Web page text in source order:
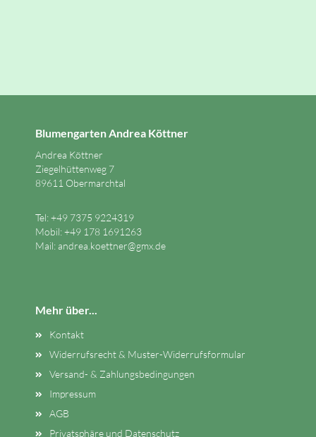
Blumengarten Andrea Köttner
Andrea Köttner
Ziegelhüttenweg 7
89611 Obermarchtal
Tel: +49 7375 9224319
Mobil: +49 178 1691263
Mail:andrea.koettner@gmx.de
Mehr über...
Kontakt
Widerrufsrecht & Muster-Widerrufsformular
Versand- & Zahlungsbedingungen
Impressum
AGB
Privatsphäre und Datenschutz